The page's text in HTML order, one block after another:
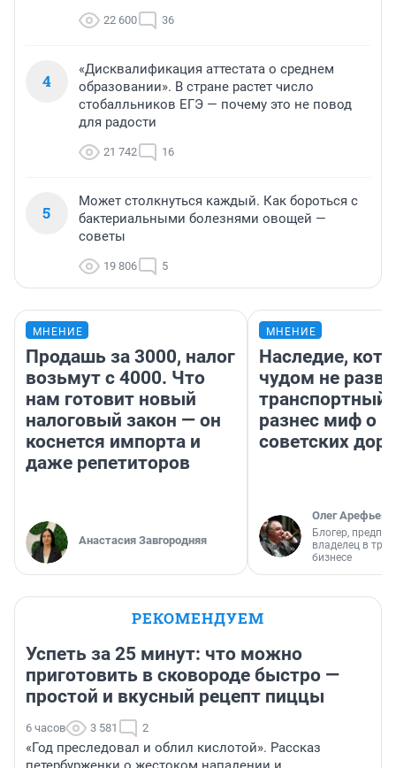
22 600 36
4
«Дисквалификация аттестата о среднем
образовании». В стране растет число
стобалльников ЕГЭ — почему это не повод
для радости
21 742 16
5
Может столкнуться каждый. Как бороться с
бактериальными болезнями овощей —
советы
19 806 5
МНЕНИЕ
Продашь за 3000, налог
возьмут с 4000. Что
нам готовит новый
налоговый закон — он
коснется импорта и
даже репетиторов
Анастасия Завгородняя
МНЕНИЕ
Наследие,
чудом не
транспортный
разнес миф о
советских
Олег Арефьев
Блогер,
владелец в
бизнесе
РЕКОМЕНДУЕМ
Успеть за 25 минут: что можно
приготовить в сковороде быстро —
простой и вкусный рецепт пиццы
6 часов 3 581 2
«Год преследовал и облил кислотой». Рассказ